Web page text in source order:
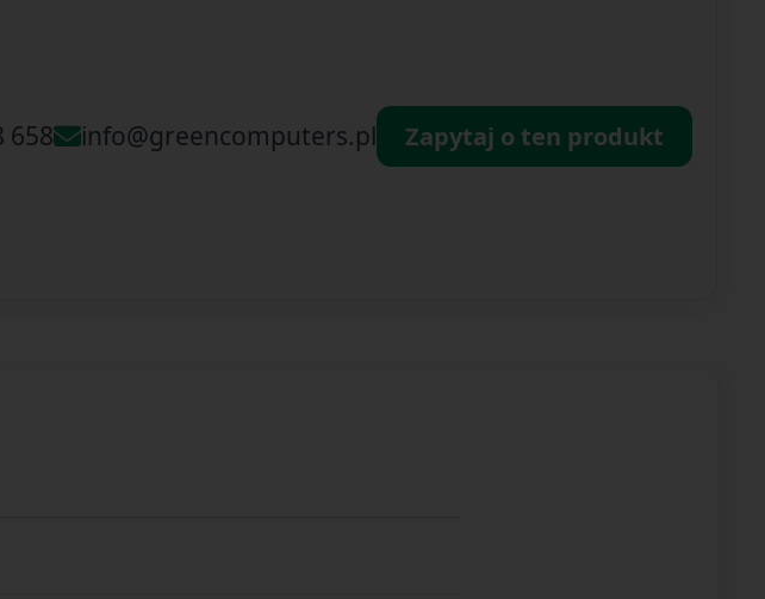
658 info@greencomputers.pl Zapytaj o ten produkt